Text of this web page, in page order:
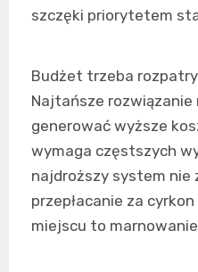
szczęki priorytetem
Budżet trzeba
Najtańsze rozwiązanie
generować wyższe
wymaga częstszych
najdroższy system nie
przepłacanie za
miejscu to